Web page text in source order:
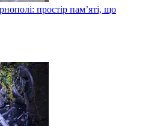
простір пам’яті, що